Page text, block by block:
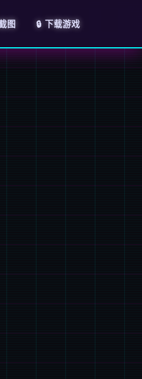
图 🔒 下载游戏